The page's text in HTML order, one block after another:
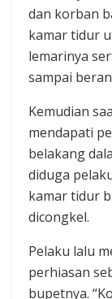
dan korban
kamar tidur
lemarinya
sampai
Kemudian
mendapati
belakang
diduga
kamar tidur
dicongkel.
Pelaku lalu
perhiasan
bupetnya.